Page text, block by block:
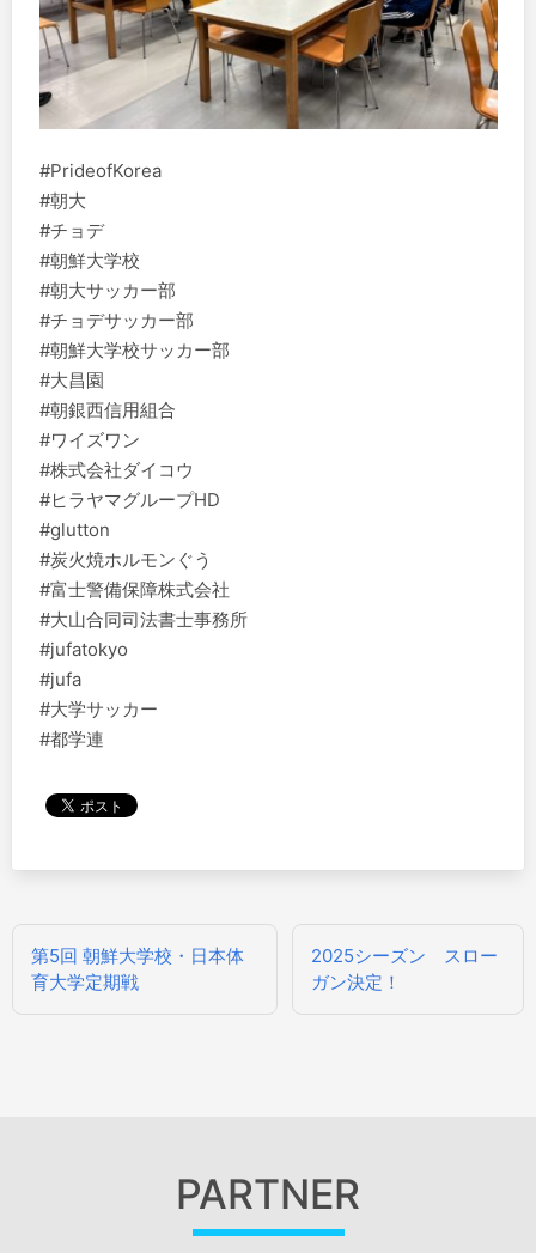
#PrideofKorea
#朝大
#チョデ
#朝鮮大学校
#朝大サッカー部
#チョデサッカー部
#朝鮮大学校サッカー部
#大昌園
#朝銀西信用組合
#ワイズワン
#株式会社ダイコウ
#ヒラヤマグループHD
#glutton
#炭火焼ホルモンぐう
#富士警備保障株式会社
#大山合同司法書士事務所
#jufatokyo
#jufa
#大学サッカー
#都学連
投
ビ
第5回 朝鮮大学校・日本体
育大学定期戦
2025シーズン スロー
ガン決定！
PARTNER